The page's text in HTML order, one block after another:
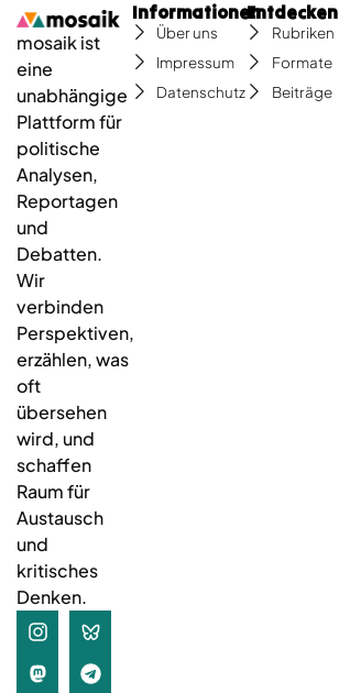
mosaik ist
eine
unabhängige
Plattform für
politische
Analysen,
Reportagen
und
Debatten.
Wir
verbinden
Perspektiven,
erzählen, was
oft
übersehen
wird, und
schaffen
Raum für
Austausch
und
kritisches
Denken.
Informationen
Über uns
Impressum
Datenschutz
Entdecken
Rubriken
Formate
Beiträge